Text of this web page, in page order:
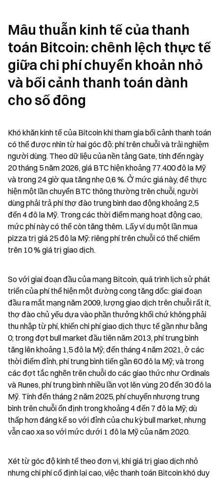
Mâu thuẫn kinh tế của thanh
toán Bitcoin: chênh lệch thực tế
giữa chi phí chuyển khoản nhỏ
và bối cảnh thanh toán dành
cho số đông
Khó khăn kinh tế của Bitcoin khi tham gia bối cảnh thanh toán
có thể được nhìn từ hai góc độ: phí trên chuỗi và trải nghiệm
người dùng. Theo dữ liệu của nền tảng Gate, tính đến ngày
20 tháng 5 năm 2026, giá BTC hiện khoảng 77.400 đô la Mỹ
và trong 24 giờ qua tăng nhẹ 0,6 %. Ở mức giá này, để thực
hiện một lần chuyển BTC thông thường trên chuỗi, người
dùng phải trả phí thợ đào trung bình dao động khoảng 2,5
đến 4 đô la Mỹ. Trong các thời điểm mạng hoạt động cao,
mức phí này có thể còn tăng thêm. Lấy ví dụ một lần mua
pizza trị giá 25 đô la Mỹ: riêng phí trên chuỗi có thể chiếm
trên 10 % giá trị giao dịch.
So với giai đoạn đầu của mạng Bitcoin, quá trình lịch sử phát
triển của phí thể hiện một đường cong tăng dốc: giai đoạn
đầu ra mắt mạng năm 2009, lượng giao dịch trên chuỗi rất ít,
thợ đào chủ yếu dựa vào phần thưởng khối chứ không phải
thu nhập từ phí, khiến chi phí giao dịch thực tế gần như bằng
0; trong đợt bull market đầu tiên năm 2013, phí trung bình
tăng lên khoảng 1,5 đô la Mỹ; đến tháng 4 năm 2021, ở các
thời điểm đỉnh, phí trung bình tiến gần 60 đô la Mỹ; và trong
các đợt tắc nghẽn trên chuỗi do các giao thức như Ordinals
và Runes, phí trung bình nhiều lần vọt lên vùng 20 đến 30 đô la
Mỹ. Tính đến tháng 2 năm 2025, phí chuyển nhượng trung
bình trên chuỗi ổn định trong khoảng 4 đến 7 đô la Mỹ; dù
thấp hơn đáng kể so với đỉnh của chu kỳ bull market, nhưng
vẫn cao xa so với mức dưới 1 đô la Mỹ của năm 2020.
Xét từ góc độ kinh tế theo đơn vị, khi giá trị giao dịch nhỏ
nhưng chi phí cố định lại cao, việc thanh toán Bitcoin khó duy